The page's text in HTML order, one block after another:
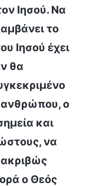
Ιησού. Να
το
Ιησού έχει
θα
ανθρώπου, ο
και
να
ακριβώς
ο Θεός